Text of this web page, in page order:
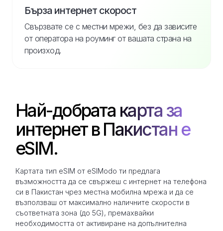
Бърза интернет скорост
Свързвате се с местни мрежи, без да зависите
от оператора на роуминг от вашата страна на
произход.
Най-добрата карта за
интернет в Пакистан е
eSIM.
Картата тип eSIM от eSIModo ти предлага
възможността да се свържеш с интернет на телефона
си в Пакистан чрез местна мобилна мрежа и да се
възползваш от максимално наличните скорости в
съответната зона (до 5G), премахвайки
необходимостта от активиране на допълнителна